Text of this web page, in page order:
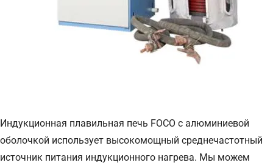
Индукционная плавильная печь FOCO с алюминиевой
оболочкой использует высокомощный среднечастотный
источник питания индукционного нагрева. Мы можем